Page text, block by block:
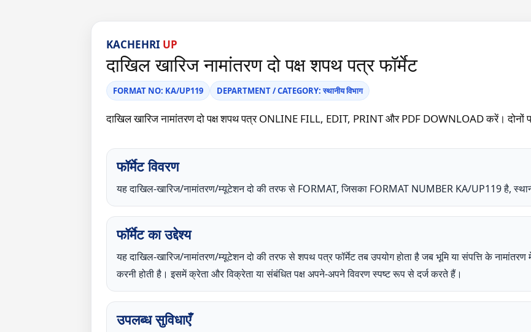
KACHEHRI UP
दाखिल खारिज नामांतरण दो पक्ष शपथ पत्र फॉर्मेट
FORMAT NO: KA/UP119 DEPARTMENT / CATEGORY: स्थानीय विभाग
दाखिल खारिज नामांतरण दो पक्ष शपथ पत्र ONLINE FILL, EDIT, PRINT और PDF DOWNLOAD करें। दोनों
फॉर्मेट विवरण
यह दाखिल-खारिज/नामांतरण/म्यूटेशन दो की तरफ से FORMAT, जिसका FORMAT NUMBER KA/UP119 है,
फॉर्मेट का उद्देश्य
यह दाखिल-खारिज/नामांतरण/म्यूटेशन दो की तरफ से शपथ पत्र फॉर्मेट तब उपयोग होता है जब भूमि या संपत्ति के नामांतरण
करनी होती है। इसमें क्रेता और विक्रेता या संबंधित पक्ष अपने-अपने विवरण स्पष्ट रूप से दर्ज करते हैं।
उपलब्ध सुविधाएँ